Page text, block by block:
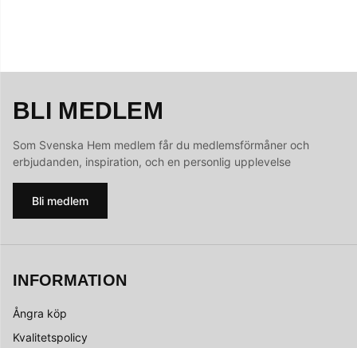
BLI MEDLEM
Som Svenska Hem medlem får du medlemsförmåner och
erbjudanden, inspiration, och en personlig upplevelse
Bli medlem
INFORMATION
Ångra köp
Kvalitetspolicy